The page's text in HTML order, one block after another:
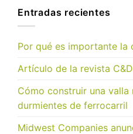
Entradas recientes
Por qué es importante la
Artículo de la revista
Cómo construir una valla
durmientes de ferrocarril
Midwest Companies